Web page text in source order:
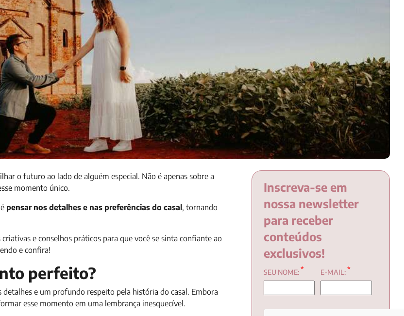
o futuro ao lado de alguém especial. Não é apenas sobre a
momento único.
pensar nos detalhes e nas preferências do casal , tornando
e conselhos práticos para que você se sinta confiante ao
e confira!
perfeito?
e um profundo respeito pela história do casal. Embora
esse momento em uma lembrança inesquecível.
Inscreva-se em
nossa newsletter
para receber
conteúdos
exclusivos!
SEU NOME:* E-MAIL:*